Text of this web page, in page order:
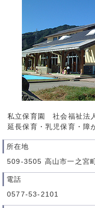
私立保育園 社会福祉法
延長保育・乳児保育・障
所在地
509-3505 高山市一之宮
電話
0577-53-2101